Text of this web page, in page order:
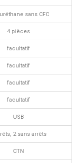
sans CFC
4 pièces
facultatif
facultatif
facultatif
facultatif
USB
2 sans arrêts
CTN